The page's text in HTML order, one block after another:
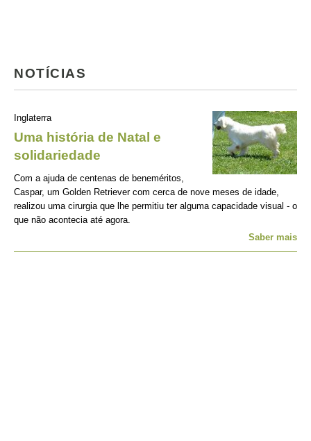
NOTÍCIAS
Inglaterra
Uma história de Natal e
solidariedade
Com a ajuda de centenas de beneméritos,
Caspar, um Golden Retriever com cerca de nove meses de idade,
realizou uma cirurgia que lhe permitiu ter alguma capacidade visual - o
que não acontecia até agora.
Saber mais